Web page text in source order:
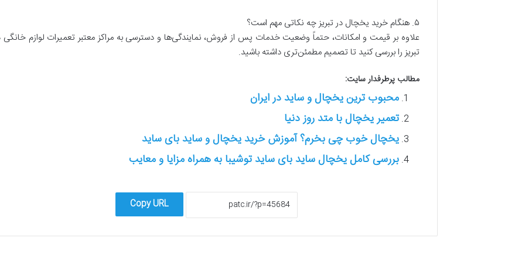
۵. هنگام خرید یخچال در تبریز چه نکاتی مهم است؟
علاوه بر قیمت و امکانات، حتماً وضعیت خدمات پس از فروش، نمایندگی‌ها و دسترسی به مراکز معتبر تعمیرات لوازم خانگی
تبریز را بررسی کنید تا تصمیم مطمئن‌تری داشته باشید.
مطالب پرطرفدار سایت:
محبوب ترین یخچال و ساید در ایران
تعمیر یخچال با متد روز دنیا
یخچال خوب چی بخرم؟ آموزش خرید یخچال و ساید بای ساید
بررسی کامل یخچال ساید بای ساید توشیبا به همراه مزایا و معایب
Copy URL